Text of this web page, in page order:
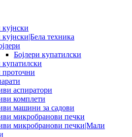
кујнски
кујнски|Бела техника
Бојлери купатилски
купатилски
проточни
аспиратори
комплети
машини за садови
микробранови печки
микробранови печки|Мали